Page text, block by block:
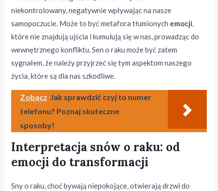
niekontrolowany, negatywnie wpływając na nasze
samopoczucie. Może to być metafora tłumionych emocji,
które nie znajdują ujścia i kumulują się w nas, prowadząc do
wewnętrznego konfliktu. Sen o raku może być zatem
sygnałem, że należy przyjrzeć się tym aspektom naszego
życia, które są dla nas szkodliwe.
Zobacz Jak sprawdzić czyj to numer
telefonu? Poznaj skuteczne
sposoby!
Interpretacja snów o raku: od
emocji do transformacji
Sny o raku, choć bywają niepokojące, otwierają drzwi do